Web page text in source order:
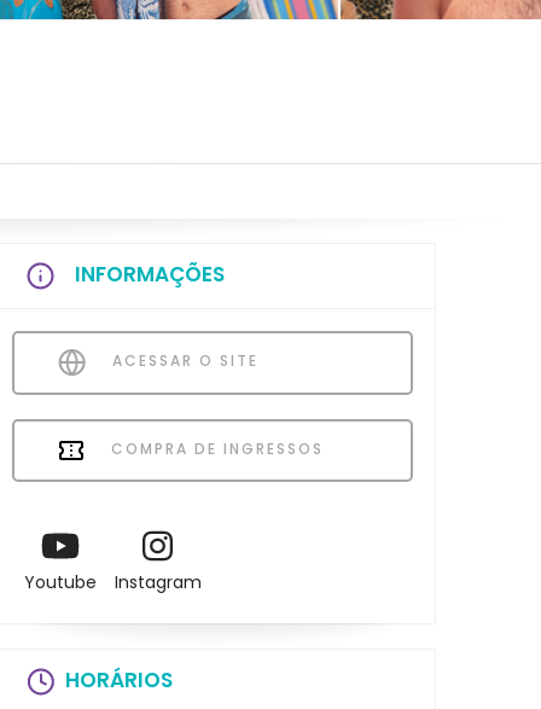
INFORMAÇÕES
ACESSAR O SITE
COMPRA DE INGRESSOS
Youtube Instagram
HORÁRIOS